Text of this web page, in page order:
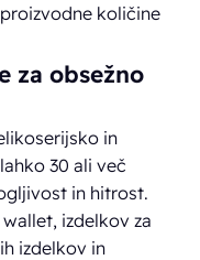
količine
za obsežno
in
30 ali več
in hitrost.
izdelkov za
izdelkov in